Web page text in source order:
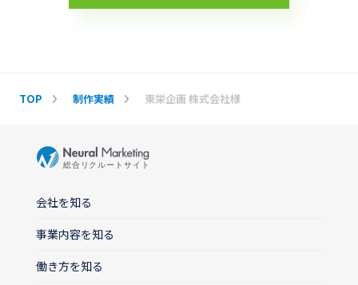
TOP 制作実績 東栄企画 株式会社様
会社を知る
事業内容を知る
働き方を知る